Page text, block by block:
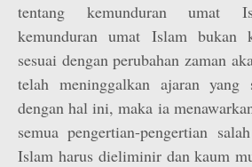
tentang kemunduran umat
kemunduran umat Islam bukan
sesuai dengan perubahan zaman
telah meninggalkan ajaran yang
dengan hal ini, maka ia
semua pengertian-pengertian
Islam harus dieliminir dan kaum